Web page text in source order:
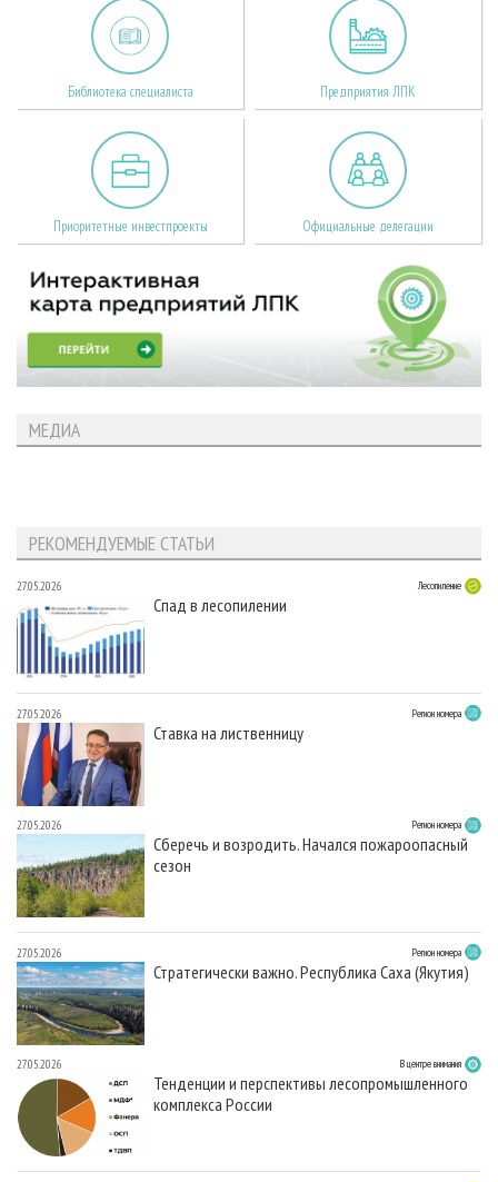
Библиотека специалиста Предприятия ЛПК
Приоритетные инвестпроекты Официальные делегации
МЕДИА
РЕКОМЕНДУЕМЫЕ СТАТЬИ
27.05.2026 Лесопиление
Спад в лесопилении
27.05.2026 Регион номера
Ставка на лиственницу
27.05.2026 Регион номера
Сберечь и возродить. Начался пожароопасный
сезон
27.05.2026 Регион номера
Стратегически важно. Республика Саха (Якутия)
27.05.2026 В центре внимания
Тенденции и перспективы лесопромышленного
комплекса России